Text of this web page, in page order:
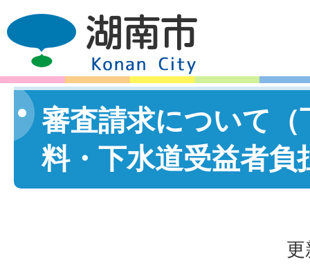
審査請求について（
料・下水道受益者負